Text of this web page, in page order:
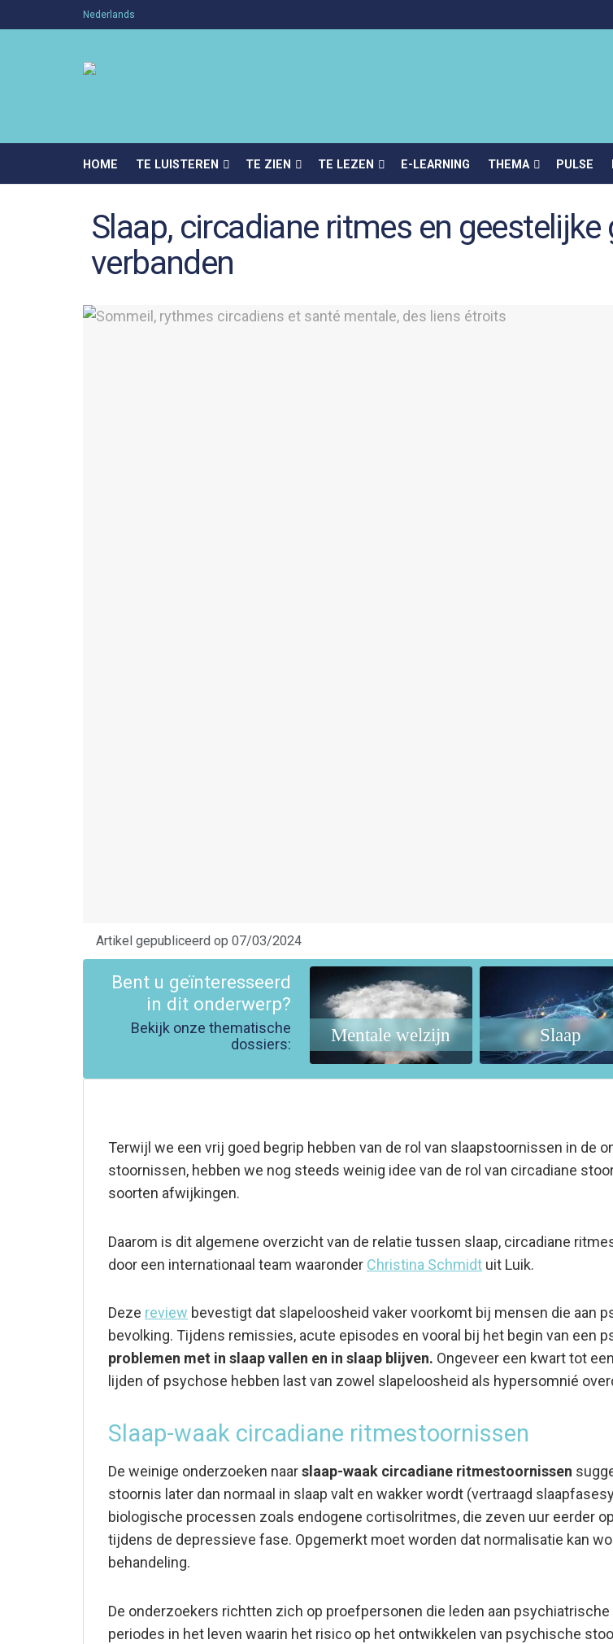
Nederlands
HOME TE LUISTEREN TE ZIEN TE LEZEN E-LEARNING THEMA PULSE
Slaap, circadiane ritmes en
verbanden
Artikel gepubliceerd op 07/03/2024
Bent u geïnteresseerd
in dit onderwerp?
Bekijk onze thematische
dossiers:
Mentale welzijn Slaap
Terwijl we een vrij goed begrip hebben van de rol van slaapstoornissen in de
stoornissen, hebben we nog steeds weinig idee van de rol van circadiane
soorten afwijkingen.
Daarom is dit algemene overzicht van de relatie tussen slaap, circadiane
door een internationaal team waaronder Christina Schmidt uit Luik.
Deze review bevestigt dat slapeloosheid vaker voorkomt bij mensen die aan
bevolking. Tijdens remissies, acute episodes en vooral bij het begin van een
problemen met in slaap vallen en in slaap blijven. Ongeveer een kwart tot
lijden of psychose hebben last van zowel slapeloosheid als hypersomnié
Slaap-waak circadiane ritmestoornissen
De weinige onderzoeken naarslaap-waak circadiane ritmestoornissen
stoornis later dan normaal in slaap valt en wakker wordt (vertraagd
biologische processen zoals endogene cortisolritmes, die zeven uur eerder
tijdens de depressieve fase. Opgemerkt moet worden dat normalisatie kan
behandeling.
De onderzoekers richtten zich op proefpersonen die leden aan
periodes in het leven waarin het risico op het ontwikkelen van psychische